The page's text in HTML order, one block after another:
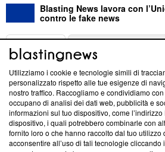
Blasting News lavora con
contro le fake news
ABOUT
Questa sezione offre informazioni
News, sui nostri processi editoriali e
creare news di qualità. Inoltre, afferma
‘Trust Project - News with Integrity’
ancora membro del programma, ma
parte; Trust Project non ha ancora
Utilizziamo i cookie e tecnologie simili di
personalizzato rispetto alle tue esigenze di
nostro traffico. Raccogliamo e condividiamo
occupano di analisi dei dati web, pubblicità e
informazioni sul tuo dispositivo, come
dispositivo, i quali potrebbero combinarle con
fornito loro o che hanno raccolto dal tuo utilizzo
acconsentire all’uso di tali tecnologie cliccando